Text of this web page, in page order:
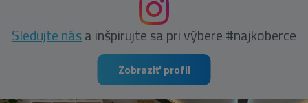
Sledujte nása inšpirujte sa pri výbere #najkoberce
Zobraziť profil